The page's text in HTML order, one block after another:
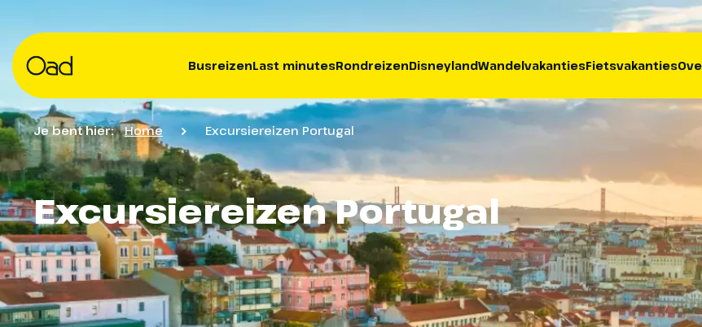
BusreizenLast minutesRondreizenDisneylandWandelvakantiesFietsvakanties
Excursiereizen Portugal
Je bent hier: Home Excursiereizen Portugal